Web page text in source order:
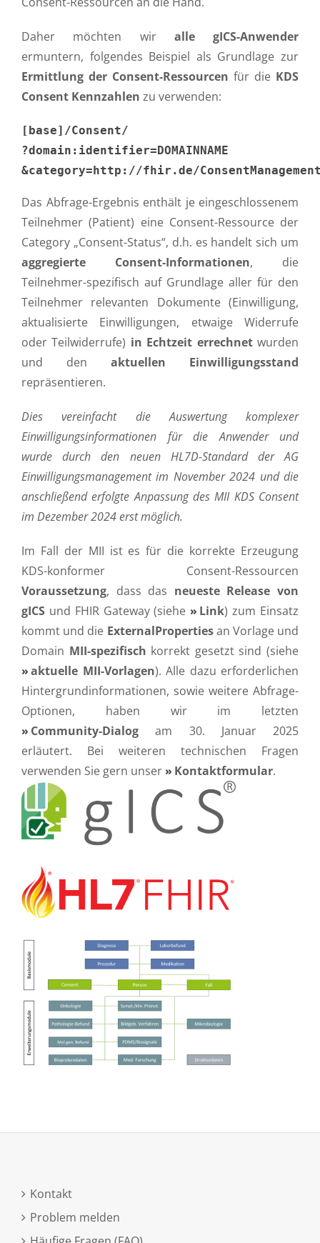
Daher möchten wir alle gICS-Anwender
ermuntern, folgendes Beispiel als Grundlage zur
Ermittlung der Consent-Ressourcen für die KDS
Consent Kennzahlen zu verwenden:
[base]/Consent/
?domain:identifier=DOMAINNAME
&category=http://fhir.de/
Das Abfrage-Ergebnis enthält je eingeschlossenem
Teilnehmer (Patient) eine Consent-Ressource der
Category „Consent-Status“, d.h. es handelt sich um
aggregierte Consent-Informationen, die
Teilnehmer-spezifisch auf Grundlage aller für den
Teilnehmer relevanten Dokumente (Einwilligung,
aktualisierte Einwilligungen, etwaige Widerrufe
oder Teilwiderrufe) in Echtzeit errechnetwurden
und den aktuellen Einwilligungsstand
repräsentieren.
Dies vereinfacht die Auswertung komplexer
Einwilligungsinformationen für die Anwender und
wurde durch den neuen HL7D-Standard der AG
Einwilligungsmanagement im November 2024 und die
anschließend erfolgte Anpassung des MII KDS Consent
im Dezember 2024 erst möglich.
Im Fall der MII ist es für die korrekte Erzeugung
KDS-konformer Consent-Ressourcen
Voraussetzung, dass das neueste Release von
gICS und FHIR Gateway (siehe Link) zum Einsatz
kommt und die ExternalPropertiesan Vorlage und
Domain MII-spezifisch korrekt gesetzt sind (siehe
aktuelle MII-Vorlagen). Alle dazu erforderlichen
Hintergrundinformationen, sowie weitere Abfrage-
Optionen, haben wir im letzten
Community-Dialog am 30. Januar 2025
erläutert. Bei weiteren technischen Fragen
verwenden Sie gern unser
Kontaktformular.
Kontakt
Problem melden